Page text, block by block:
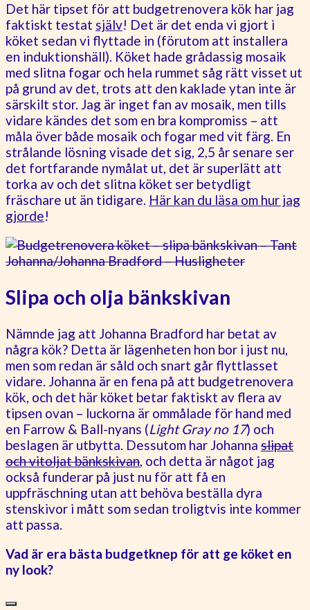
Det här tipset för att budgetrenovera kök har jag
faktiskt testat själv! Det är det enda vi gjort i
köket sedan vi flyttade in (förutom att installera
en induktionshäll). Köket hade grådassig mosaik
med slitna fogar och hela rummet såg rätt visset ut
på grund av det, trots att den kaklade ytan inte är
särskilt stor. Jag är inget fan av mosaik, men tills
vidare kändes det som en bra kompromiss – att
måla över både mosaik och fogar med vit färg. En
strålande lösning visade det sig, 2,5 år senare ser
det fortfarande nymålat ut, det är superlätt att
torka av och det slitna köket ser betydligt
fräschare ut än tidigare. Här kan du läsa om hur jag
gjorde!
Slipa och olja bänkskivan
Nämnde jag att Johanna Bradford har betat av
några kök? Detta är lägenheten hon bor i just nu,
men som redan är såld och snart går flyttlasset
vidare. Johanna är en fena på att budgetrenovera
kök, och det här köket betar faktiskt av flera av
tipsen ovan – luckorna är ommålade för hand med
en Farrow & Ball-nyans (Light Gray no 17) och
beslagen är utbytta. Dessutom har Johanna slipat
och vitoljat bänkskivan , och detta är något jag
också funderar på just nu för att få en
uppfräschning utan att behöva beställa dyra
stenskivor i mått som sedan troligtvis inte kommer
att passa.
Vad är era bästa budgetknep för att ge köket en
ny look?